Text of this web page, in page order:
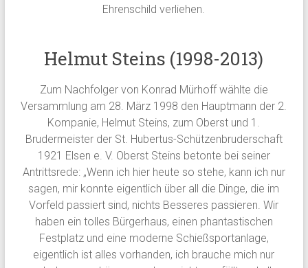
Ehrenschild verliehen.
Helmut Steins (1998-2013)
Zum Nachfolger von Konrad Mürhoff wählte die
Versammlung am 28. März 1998 den Hauptmann der 2.
Kompanie, Helmut Steins, zum Oberst und 1.
Brudermeister der St. Hubertus-Schützenbruderschaft
1921 Elsen e. V. Oberst Steins betonte bei seiner
Antrittsrede: „Wenn ich hier heute so stehe, kann ich nur
sagen, mir konnte eigentlich über all die Dinge, die im
Vorfeld passiert sind, nichts Besseres passieren. Wir
haben ein tolles Bürgerhaus, einen phantastischen
Festplatz und eine moderne Schießsportanlage,
eigentlich ist alles vorhanden, ich brauche mich nur